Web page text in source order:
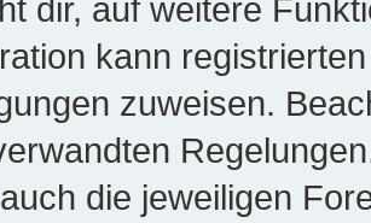
dir, auf weitere
kann
zuweisen.
die jeweiligen